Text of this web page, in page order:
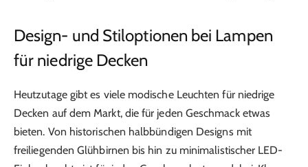
Design- und Stiloptionen bei Lampen
für niedrige Decken
Heutzutage gibt es viele modische Leuchten für niedrige
Decken auf dem Markt, die für jeden Geschmack etwas
bieten. Von historischen halbbündigen Designs mit
freiliegenden Glühbirnen bis hin zu minimalistischer LED-